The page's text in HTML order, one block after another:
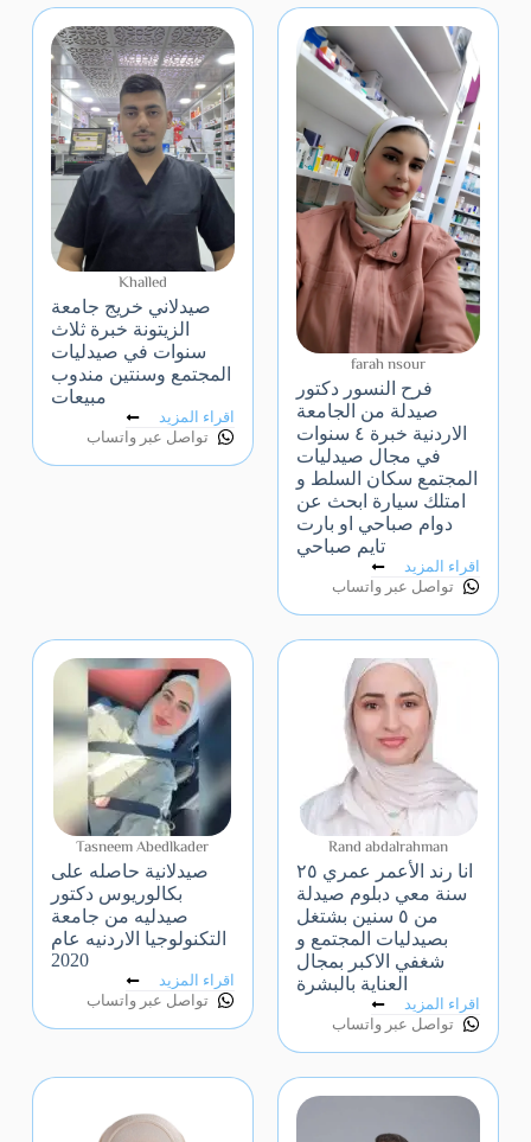
farah nsour
فرح النسور دكتور
صيدلة من الجامعة
الاردنية خبرة ٤ سنوات
في مجال صيدليات
المجتمع سكان السلط و
امتلك سيارة ابحث عن
دوام صباحي او بارت
تايم صباحي
اقراء المزيد
تواصل عبر واتساب
Khalled
صيدلاني خريج جامعة
الزيتونة خبرة ثلاث
سنوات في صيدليات
المجتمع وسنتين مندوب
مبيعات
اقراء المزيد
تواصل عبر واتساب
Rand abdalrahman
انا رند الأعمر عمري ٢٥
سنة معي دبلوم صيدلة
من ٥ سنين بشتغل
بصيدليات المجتمع و
شغفي الاكبر بمجال
العناية بالبشرة
اقراء المزيد
تواصل عبر واتساب
Tasneem Abedlkader
صيدلانية حاصله على
بكالوريوس دكتور
صيدليه من جامعة
التكنولوجيا الاردنيه عام
2020
اقراء المزيد
تواصل عبر واتساب